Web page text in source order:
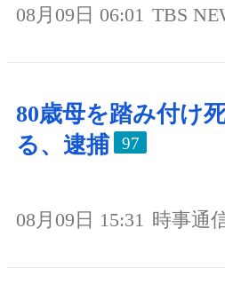
08月09日 06:01 TBS
80歳母を踏み付け
る、逮捕
97
08月09日 15:31 時事通